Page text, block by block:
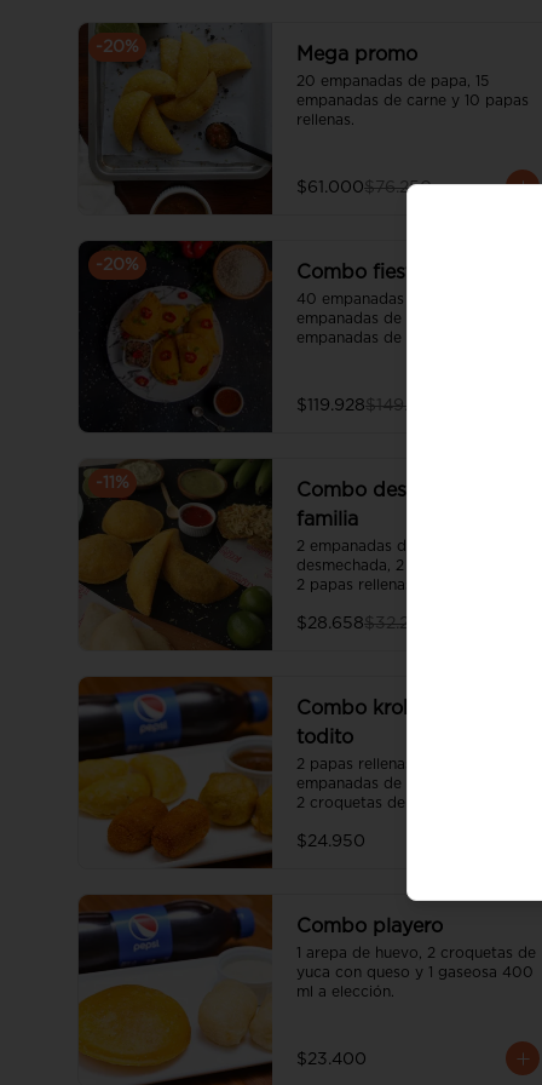
-20% Mega promo
20 empanadas de papa, 15
empanadas de carne y 10 papas
rellenas.
$61.000$76.250
-20% Combo fiesta
40 empanadas de papa, 25
empanadas de carne, 25
empanadas de queso y 10 papas
$119.928$149.910
-11 %
Combo desayuno en
familia
2 empanadas de carne
desmechada, 2 palos de queso y
2 papas rellenas.
$28.658$32.200
Combo krokantes de
todito
2 papas rellenas pequeñas, 3
empanadas de carne pequeñas,
2 croquetas de pollo y 1 gaseosa
$24.950
Combo playero
1 arepa de huevo, 2 croquetas de
yuca con queso y 1 gaseosa 400
ml a elección.
$23.400